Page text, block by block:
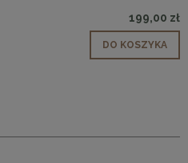
199,00 zł
DO KOSZYKA